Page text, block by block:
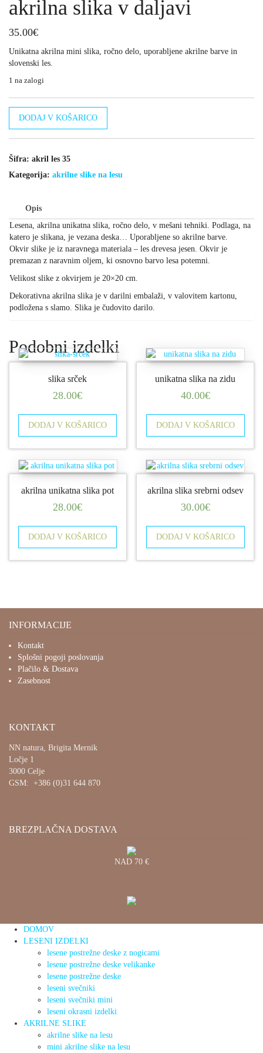
akrilna slika v daljavi
35.00€
Unikatna akrilna mini slika, ročno delo, uporabljene akrilne barve in
slovenski les.
1 na zalogi
količina
DODAJ V KOŠARICO
Šifra: akril les 35
Kategorija: akrilne slike na lesu
Opis
Lesena, akrilna unikatna slika, ročno delo, v mešani tehniki. Podlaga, na
katero je slikana, je vezana deska… Uporabljene so akrilne barve.
Okvir slike je iz naravnega materiala – les drevesa jesen. Okvir je
premazan z naravnim oljem, ki osnovno barvo lesa potemni.
Velikost slike z okvirjem je 20×20 cm.
Dekorativna akrilna slika je v darilni embalaži, v valovitem kartonu,
podložena s slamo. Slika je čudovito darilo.
Podobni izdelki
slika srček
28.00€
DODAJ V KOŠARICO
unikatna slika na zidu
40.00€
DODAJ V KOŠARICO
akrilna unikatna slika pot
28.00€
DODAJ V KOŠARICO
akrilna slika srebrni odsev
30.00€
DODAJ V KOŠARICO
INFORMACIJE
Kontakt
Splošni pogoji poslovanja
Plačilo & Dostava
Zasebnost
KONTAKT
NN natura, Brigita Mernik
Ločje 1
3000 Celje
GSM: +386 (0)31 644 870
BREZPLAČNA DOSTAVA
NAD 70 €
DOMOV
LESENI IZDELKI
lesene postrežne deske z nogicami
lesene postrežne deske velikanke
lesene postrežne deske
leseni svečniki
leseni svečniki mini
leseni okrasni izdelki
AKRILNE SLIKE
akrilne slike na lesu
mini akrilne slike na lesu